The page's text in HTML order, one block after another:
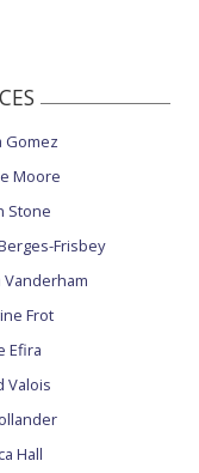
Gomez
Moore
Stone
Frisbey
Vanderham
Frot
Efira
Valois
Hall